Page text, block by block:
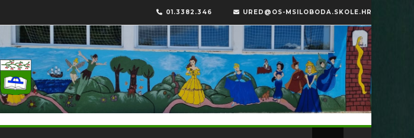
01.3382.346 URED@OS-MSILOBODA.SKOLE.HR